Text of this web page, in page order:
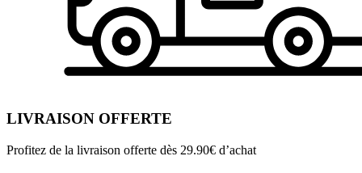
LIVRAISON OFFERTE
Profitez de la livraison offerte dès 29.90€ d’achat